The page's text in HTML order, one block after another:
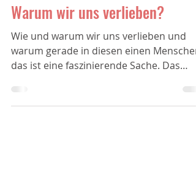
Warum wir uns verlieben?
Wie und warum wir uns verlieben und
warum gerade in diesen einen Menschen,
das ist eine faszinierende Sache. Das